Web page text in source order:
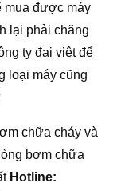
mua được máy
lại phải chăng
ty đại việt để
loại máy cũng
chữa cháy và
bơm chữa
Hotline: